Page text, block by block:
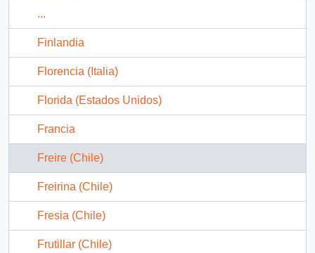
...
Finlandia
Florencia (Italia)
Florida (Estados Unidos)
Francia
Freire (Chile)
Freirina (Chile)
Fresia (Chile)
Frutillar (Chile)